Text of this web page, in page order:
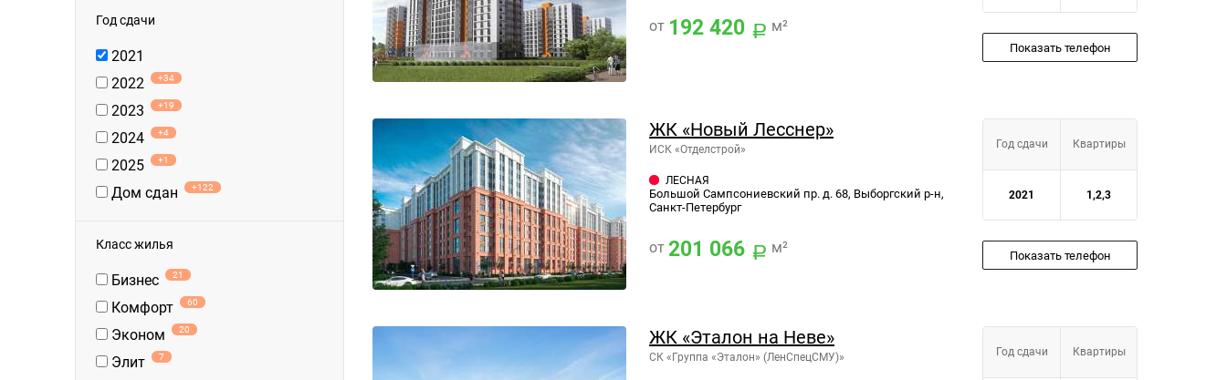
Год сдачи
2021
2022
+34
2023 +19
2024 +4
2025 +1
Дом сдан +122
Класс жилья
Бизнес 21
Комфорт 60
Эконом 20
Элит 7
от 192 420 м²
Показать телефон
ЖК «Новый Лесснер»
ИСК «Отделстрой»
ЛЕСНАЯ
Большой Сампсониевский пр. д. 68, Выборгский р-н,
Санкт-Петербург
от 201 066 м²
Год сдачи Квартиры
2021 1,2,3
Показать телефон
ЖК «Эталон на Неве»
СК «Группа «Эталон» (ЛенСпецСМУ)» Год сдачи Квартиры